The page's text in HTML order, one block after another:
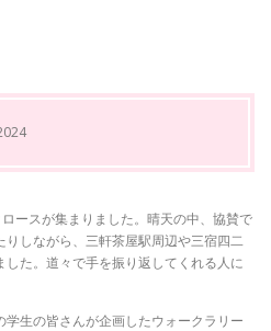
ースが集まりました。晴天の中、協賛で
しながら、三軒茶屋駅周辺や三宿四二
た。道々で手を振り返してくれる人に
生の皆さんが企画したウォークラリー